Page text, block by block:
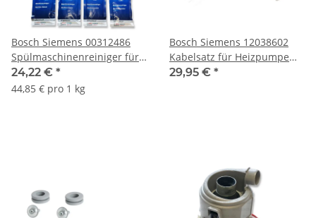
Bosch Siemens 00312486
Spülmaschinenreiniger für
Geschirrspüler - 3er
Packung 12x45g
24,22 € *
44,85 € pro 1 kg
Bosch Siemens 12038602
Kabelsatz für Heizpumpe
00654575
29,95 € *